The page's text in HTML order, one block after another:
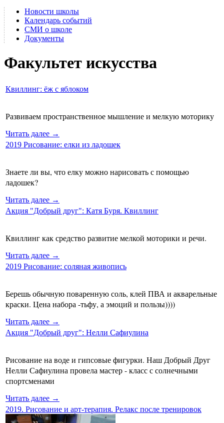
Новости школы
Календарь событий
СМИ о школе
Документы
Факультет искусства
Квиллинг: ёж с яблоком
Развиваем пространственное мышление и мелкую моторику
Читать далее →
2019 Рисование: елки из ладошек
Знаете ли вы, что елку можно нарисовать с помощью
ладошек?
Читать далее →
Акция "Добрый друг": Катя Буря. Квиллинг
Квиллинг как средство развитие мелкой моторики и речи.
Читать далее →
2019 Рисование: соляная живопись
Берешь обычную поваренную соль, клей ПВА и акварельные
краски. Цена набора -тьфу, а эмоций и пользы))))
Читать далее →
Акция "Добрый друг": Нелли Сафиулина
Рисование на воде и гипсовые фигурки. Наш Добрый Друг
Нелли Сафиулина провела мастер - класс с солнечными
спортсменами
Читать далее →
2019. Рисование и арт-терапия. Релакс после тренировок